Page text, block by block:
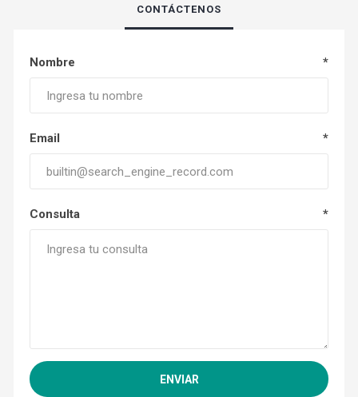
CONTÁCTENOS
Nombre *
Email *
Consulta *